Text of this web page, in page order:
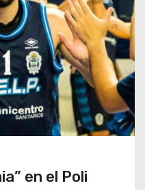
en el Poli